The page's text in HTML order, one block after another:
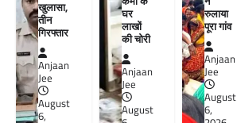
खुलासा,
तीन
गिरफ्तार
Anjaan
Jee
August
6,
घर
लाखों
की चोरी
Anjaan
Jee
August
रुलाया
पूरा गांव
Anjaan
Jee
August
6,